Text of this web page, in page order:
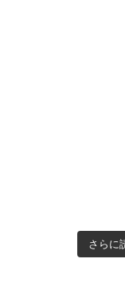
さらに